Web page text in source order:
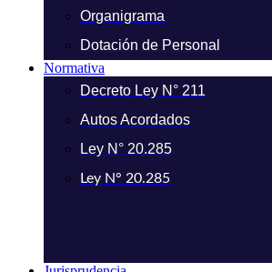
Organigrama
Dotación de Personal
Normativa
Decreto Ley N° 211
Autos Acordados
Ley N° 20.285
Ley N° 20.285